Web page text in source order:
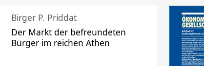
Birger P. Priddat
Der Markt der befreundeten
Bürger im reichen Athen